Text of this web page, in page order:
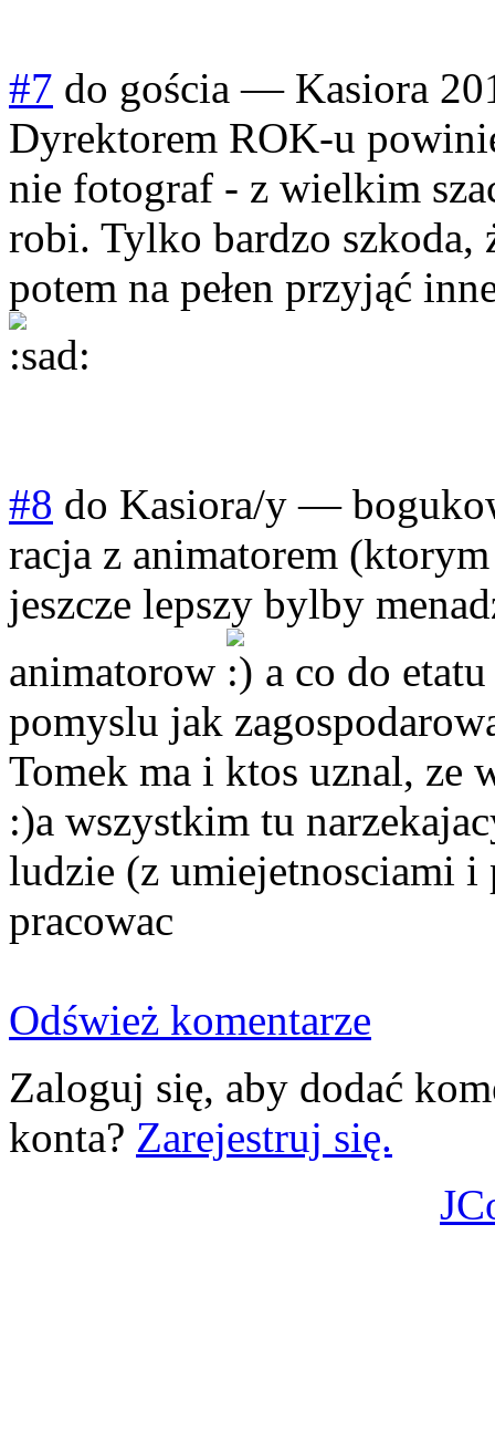
#7 do gościa — Kasiora
Dyrektorem ROK-u
nie fotograf - z wielkim
robi. Tylko bardzo szkoda,
potem na pełen przyjąć
#8 do Kasiora/y —
racja z animatorem
jeszcze lepszy bylby
animatorow
a co do
pomyslu jak
Tomek ma i ktos uznal, ze
:)a wszystkim tu
ludzie (z umiejetnosciami
pracowac
Odśwież komentarze
Zaloguj się, aby dodać
konta? Zarejestruj się.